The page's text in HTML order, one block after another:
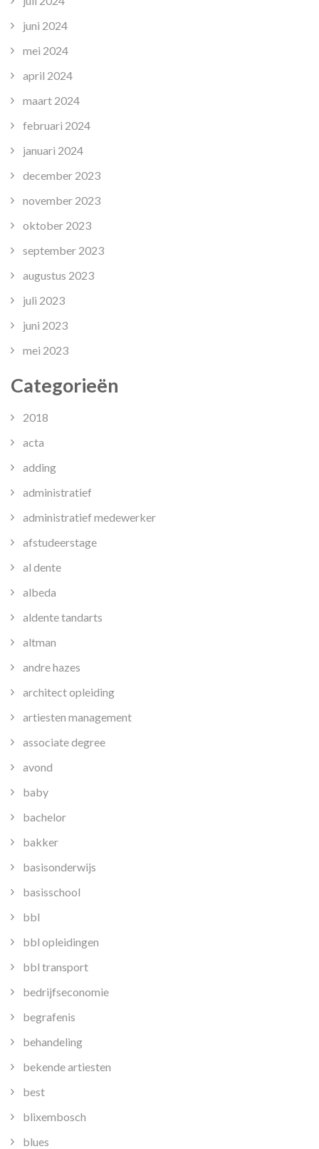
juni 2024
mei 2024
april 2024
maart 2024
februari 2024
januari 2024
december 2023
november 2023
oktober 2023
september 2023
augustus 2023
juli 2023
juni 2023
mei 2023
Categorieën
2018
acta
adding
administratief
administratief medewerker
afstudeerstage
al dente
albeda
aldente tandarts
altman
andre hazes
architect opleiding
artiesten management
associate degree
avond
baby
bachelor
bakker
basisonderwijs
basisschool
bbl
bbl opleidingen
bbl transport
bedrijfseconomie
begrafenis
behandeling
bekende artiesten
best
blixembosch
blues